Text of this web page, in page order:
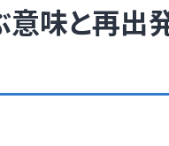
意味と再出